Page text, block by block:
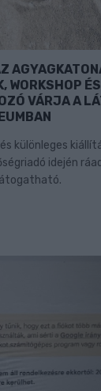
WORKSHOP ÉS
VÁRJA A
különleges
idején